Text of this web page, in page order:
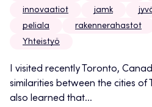
innovaatiot
jamk
peliala
rakennerahastot
Yhteistyö
I visited recently Toronto,
similarities between the cities of
also learned that...